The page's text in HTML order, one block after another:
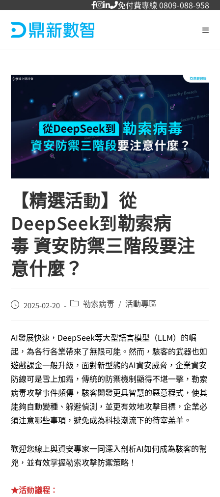
免付費專線 0809-088-958
【精選活動】從
DeepSeek到勒索病
毒 資安防禦三階段要注
意什麼？
2025-02-20 勒索病毒 / 活動專區
AI發展快速，DeepSeek等大型語言模型（LLM）的崛
起，為各行各業帶來了無限可能。然而，駭客的武器也如
遊戲課金一般升級，面對新型態的AI資安威脅，企業資安
防線可是雪上加霜，傳統的防禦機制顯得不堪一擊，勒索
病毒攻擊事件頻傳，駭客開發更具智慧的惡意程式，使其
能夠自動變種、躲避偵測，並更有效地攻擊目標，企業必
須注意哪些事項，避免成為科技潮流下的待宰羔羊。
歡迎您線上與資安專家一同深入剖析AI如何成為駭客的幫
兇，並有效掌握勒索攻擊防禦策略！
★活動議程：